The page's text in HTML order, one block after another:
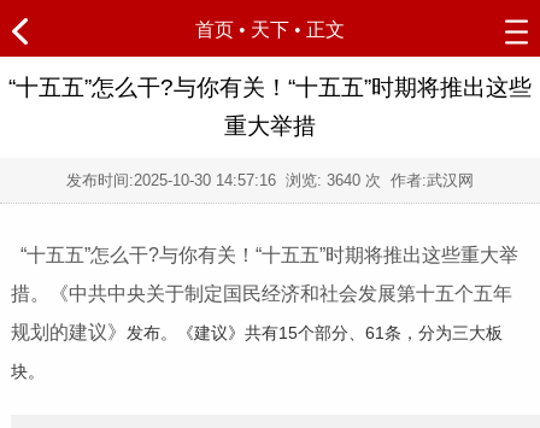
首页 • 天下 • 正文
“十五五”怎么干?与你有关！“十五五”时期将推出这些
重大举措
发布时间:2025-10-30 14:57:16 浏览: 3640 次 作者:武汉网
“十五五”怎么干?与你有关！“十五五”时期将推出这些重大举
措。《中共中央关于制定国民经济和社会发展第十五个五年
规划的建议》 发布。《建议》共有15个部分、61条，分为三大板
块。